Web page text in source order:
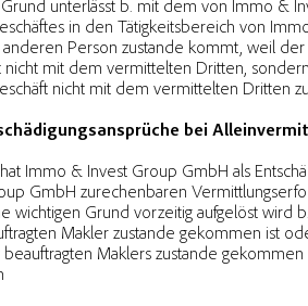
unterlässt b. mit dem von Immo &
in den Tätigkeitsbereich von
Person zustande kommt, weil
nicht mit dem vermittelten Dritten,
nicht mit dem vermittelten Dritten
bei
Immo & Invest Group GmbH als
GmbH zurechenbaren
wichtigen Grund vorzeitig aufgelöst wird
Makler zustande gekommen ist
Maklers zustande